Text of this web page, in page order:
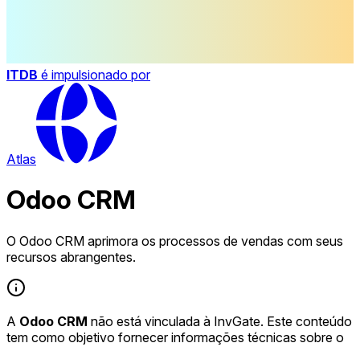
ITDB é impulsionado por
Atlas
Odoo CRM
O Odoo CRM aprimora os processos de vendas com seus
recursos abrangentes.
A Odoo CRM não está vinculada à InvGate. Este conteúdo
tem como objetivo fornecer informações técnicas sobre o